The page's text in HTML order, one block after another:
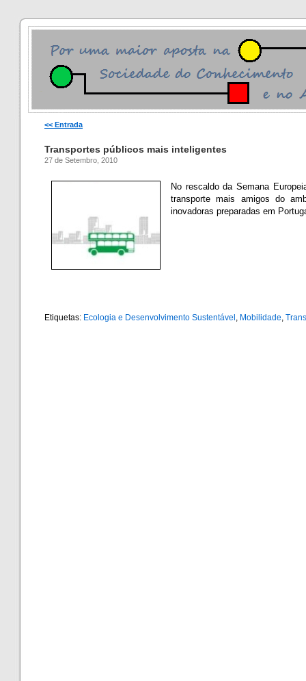
<< Entrada
Transportes públicos mais inteligentes
27 de Setembro, 2010
No rescaldo da Semana
transporte mais amigos do
inovadoras preparadas em
Etiquetas: Ecologia e Desenvolvimento Sustentável , Mobilidade,